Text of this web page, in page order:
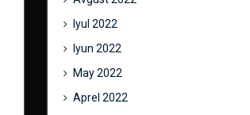
Iyul 2022
Iyun 2022
May 2022
Aprel 2022